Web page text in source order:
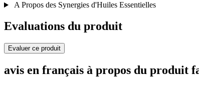
A Propos des Synergies d'Huiles Essentielles
Evaluations du produit
Evaluer ce produit
avis en français à propos du produit